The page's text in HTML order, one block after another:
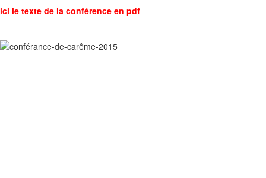
ici le texte de la conférence en pdf